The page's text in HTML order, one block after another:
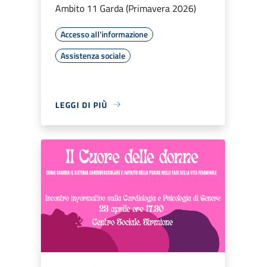
Ambito 11 Garda (Primavera 2026)
Accesso all'informazione
Assistenza sociale
LEGGI DI PIÙ